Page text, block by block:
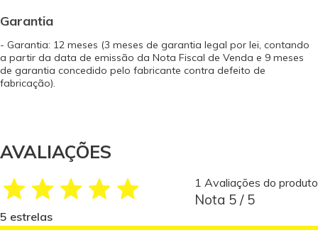
Garantia
- Garantia: 12 meses (3 meses de garantia legal por lei, contando
a partir da data de emissão da Nota Fiscal de Venda e 9 meses
de garantia concedido pelo fabricante contra defeito de
fabricação).
AVALIAÇÕES
1 Avaliações do produto
Nota 5 / 5
5 estrelas